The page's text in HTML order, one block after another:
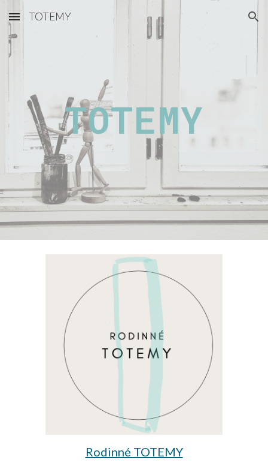
Skip to main content Skip to navigation
TOTEMY
TOTEMY
Rodinné TOTEMY